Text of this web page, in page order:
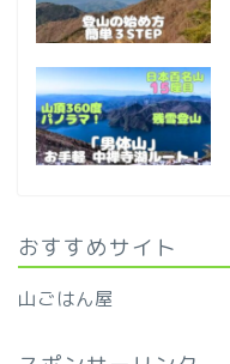
おすすめサイト
山ごはん屋